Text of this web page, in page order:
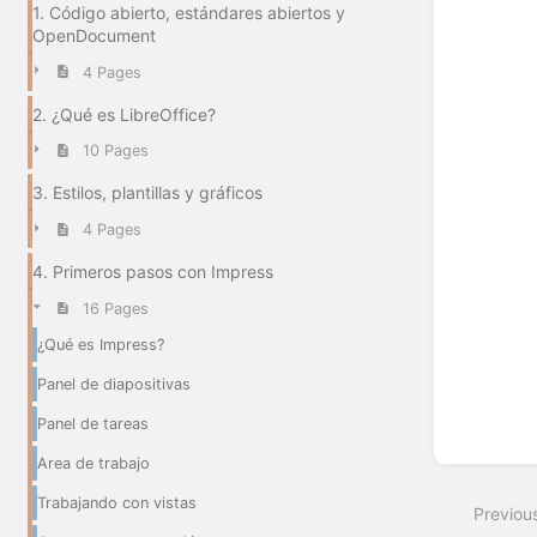
1. Código abierto, estándares abiertos y
OpenDocument
4 Pages
2. ¿Qué es LibreOffice?
10 Pages
3. Estilos, plantillas y gráficos
4 Pages
4. Primeros pasos con Impress
16 Pages
¿Qué es Impress?
Panel de diapositivas
Panel de tareas
Area de trabajo
Trabajando con vistas